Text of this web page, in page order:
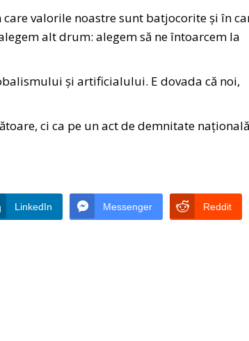
valorile noastre sunt batjocorite și în
alt drum: alegem să ne întoarcem la
și artificialului. E dovada că noi,
ci ca pe un act de demnitate
LinkedIn Messenger Reddit